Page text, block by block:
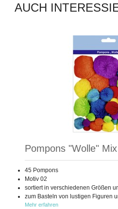
AUCH
Pompons "Wolle"
45 Pompons
Motiv 02
sortiert in verschiedenen Größen
zum Basteln von lustigen Figuren
Mehr erfahren